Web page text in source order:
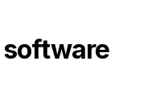
software